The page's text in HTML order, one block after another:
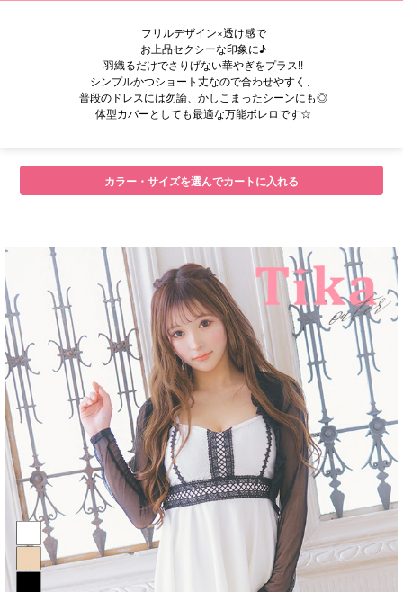
フリルデザイン×透け感で
お上品セクシーな印象に♪
羽織るだけでさりげない華やぎをプラス!!
シンプルかつショート丈なので合わせやすく、
普段のドレスには勿論、かしこまったシーンにも◎
体型カバーとしても最適な万能ボレロです☆
カラー・サイズを選んでカートに入れる